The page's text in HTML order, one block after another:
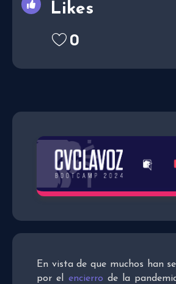
En vista de que muchos han
por el encierro de la
Likes
0